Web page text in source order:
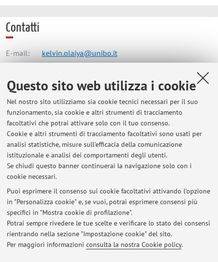
Questo sito web utilizza i cookie
Nel nostro sito utilizziamo sia cookie tecnici necessari per il suo
funzionamento, sia cookie e altri strumenti di tracciamento
facoltativi che potrai attivare solo con il tuo consenso.
Cookie e altri strumenti di tracciamento facoltativi sono usati per
analisi statistiche, misure sull'efficacia della comunicazione
istituzionale e analisi dei comportamenti degli utenti.
Se chiudi questo banner continuerai la navigazione solo con i
cookie necessari.
Puoi esprimere il consenso sui cookie facoltativi attivando l'opzione
in "Personalizza cookie" e, se vuoi, potrai esprimere consensi più
specifici in "Mostra cookie di profilazione".
Potrai sempre rivedere le tue scelte e verificare lo stato dei consensi
rientrando nella sezione "Impostazione cookie" del sito.
Per maggiori informazioni consulta la nostra Cookie policy.
Contatti
E-mail: kelvin.olaiya@unibo.it
Dipartimento di Informatica - Scienza e Ingegneria
Mura Anteo Zamboni 7, Bologna -Vai alla mappa
Risorse in rete
ORCID
Ultimi avvisi
Al momento non sono presenti avvisi.